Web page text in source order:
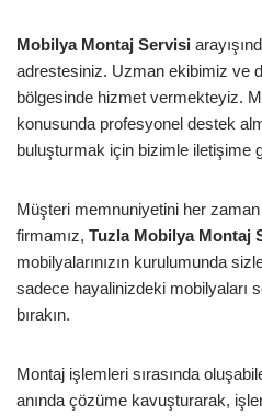
Mobilya Montaj Servisi
adrestesiniz. Uzman ekibimiz ve
bölgesinde hizmet vermekteyiz.
konusunda profesyonel destek
buluşturmak için bizimle iletişime
Müşteri memnuniyetini her
firmamız, Tuzla Mobilya Montaj
mobilyalarınızın kurulumunda
sadece hayalinizdeki mobilyaları
bırakın.
Montaj işlemleri sırasında
anında çözüme kavuşturarak,